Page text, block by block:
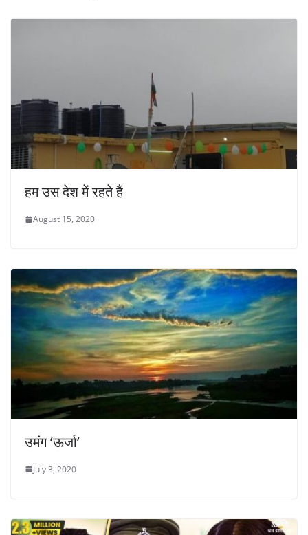
हम उस देश में रहते हैं
August 15, 2020
उमंग ‘ऊर्जा’
July 3, 2020